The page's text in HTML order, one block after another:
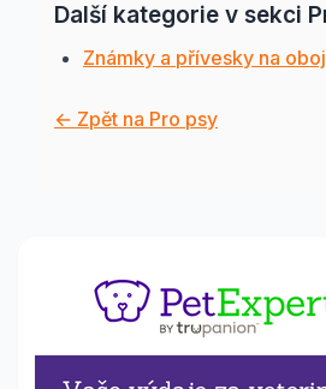
Další kategorie v sekci
Známky a přívesky na
← Zpět na Pro psy